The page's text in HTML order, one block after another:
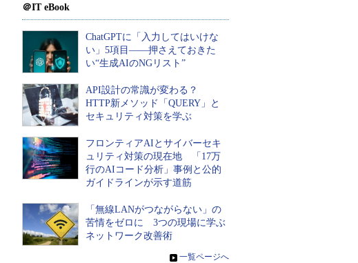
＠IT eBook
ChatGPTに「入力してはいけな
い」5項目――押さえておきた
い“生成AIのNGリスト”
API設計の常識が変わる？
HTTP新メソッド「QUERY」と
セキュリティ対策を学ぶ
フロンティアAIとサイバーセキ
ュリティ対策の現在地 「17万
行のAIコード分析」事例と公的
ガイドラインが示す道筋
「無線LANがつながらない」の
苦情をゼロに 3つの現場に学ぶ
ネットワーク改善術
» 一覧ページへ